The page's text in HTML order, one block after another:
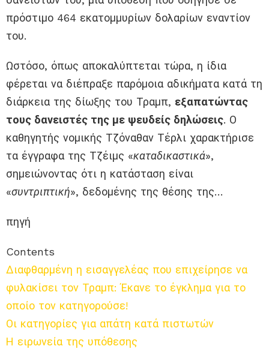
πρόστιμο 464 εκατομμυρίων δολαρίων εναντίον
του.
Ωστόσο, όπως αποκαλύπτεται τώρα, η ίδια
φέρεται να διέπραξε παρόμοια αδικήματα κατά τη
διάρκεια της δίωξης του Τραμπ, εξαπατώντας
τους δανειστές της με ψευδείς δηλώσεις. Ο
καθηγητής νομικής Τζόναθαν Τέρλι χαρακτήρισε
τα έγγραφα της Τζέιμς «καταδικαστικά»,
σημειώνοντας ότι η κατάσταση είναι
«συντριπτική», δεδομένης της θέσης της…
πηγή
Contents
Διαφθαρμένη η εισαγγελέας που επιχείρησε να
φυλακίσει τον Τραμπ: Έκανε το έγκλημα για το
οποίο τον κατηγορούσε!
Οι κατηγορίες για απάτη κατά πιστωτών
Η ειρωνεία της υπόθεσης